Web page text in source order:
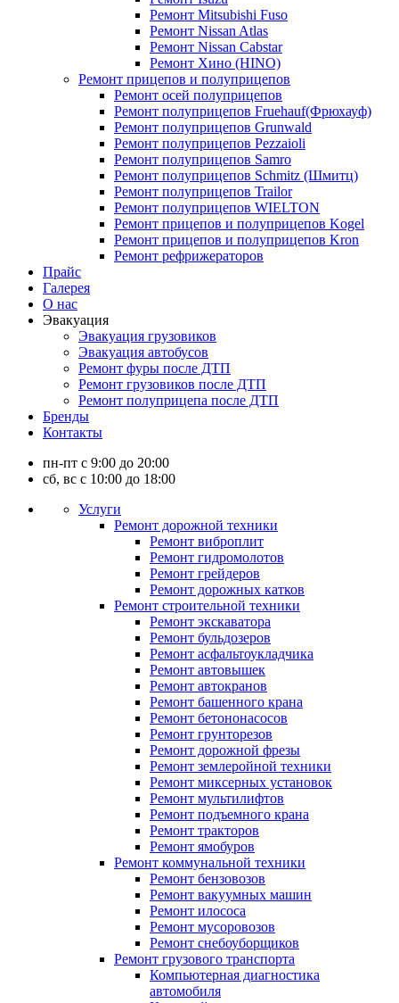
Ремонт Mitsubishi Fuso
Ремонт Nissan Atlas
Ремонт Nissan Cabstar
Ремонт Хино (HINO)
Ремонт прицепов и полуприцепов
Ремонт осей полуприцепов
Ремонт полуприцепов Fruehauf(Фрюхауф)
Ремонт полуприцепов Grunwald
Ремонт полуприцепов Pezzaioli
Ремонт полуприцепов Samro
Ремонт полуприцепов Schmitz (Шмитц)
Ремонт полуприцепов Trailor
Ремонт полуприцепов WIELTON
Ремонт прицепов и полуприцепов Kogel
Ремонт прицепов и полуприцепов Kron
Ремонт рефрижераторов
Прайс
Галерея
О нас
Эвакуация
Эвакуация грузовиков
Эвакуация автобусов
Ремонт фуры после ДТП
Ремонт грузовиков после ДТП
Ремонт полуприцепа после ДТП
Бренды
Контакты
пн-пт с 9:00 до 20:00
сб, вс с 10:00 до 18:00
Услуги
Ремонт дорожной техники
Ремонт виброплит
Ремонт гидромолотов
Ремонт грейдеров
Ремонт дорожных катков
Ремонт строительной техники
Ремонт экскаватора
Ремонт бульдозеров
Ремонт асфальтоукладчика
Ремонт автовышек
Ремонт автокранов
Ремонт башенного крана
Ремонт бетононасосов
Ремонт грунторезов
Ремонт дорожной фрезы
Ремонт землеройной техники
Ремонт миксерных установок
Ремонт мультилифтов
Ремонт подъемного крана
Ремонт тракторов
Ремонт ямобуров
Ремонт коммунальной техники
Ремонт бензовозов
Ремонт вакуумных машин
Ремонт илососа
Ремонт мусоровозов
Ремонт снебоуборщиков
Ремонт грузового транспорта
Компьютерная диагностика
автомобиля